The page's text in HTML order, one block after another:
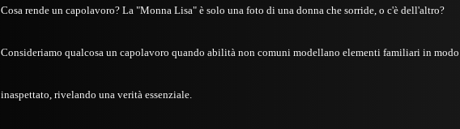
Cosa rende un capolavoro? La "Monna Lisa" è solo una foto di una donna che sorride, o c'è dell'altro?
Consideriamo qualcosa un capolavoro quando abilità non comuni modellano elementi familiari in modo
inaspettato, rivelando una verità essenziale.